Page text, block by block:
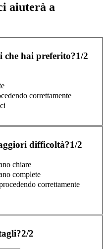
aiuterà a
che hai preferito?1/2
correttamente
difficoltà?1/2
chiare
complete
correttamente
2/2